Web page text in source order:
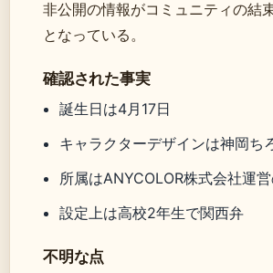
非公開の情報がコミュニティの結
となっている。
確認された事実
誕生日は4月17日
キャラクターデザインは神岡ち
所属はANYCOLOR株式会社運
設定上は高校2年生で関西弁
不明な点